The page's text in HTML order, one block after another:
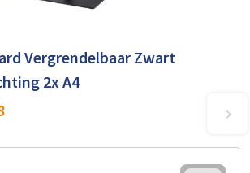
Vergrendelbaar Zwart
2x A4